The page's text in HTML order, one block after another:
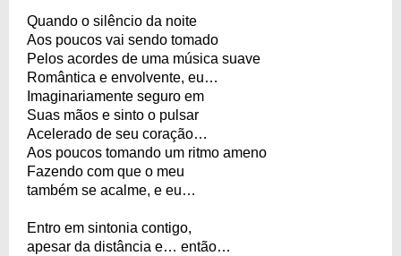
Quando o silêncio da noite
Aos poucos vai sendo tomado
Pelos acordes de uma música suave
Romântica e envolvente, eu…
Imaginariamente seguro em
Suas mãos e sinto o pulsar
Acelerado de seu coração…
Aos poucos tomando um ritmo ameno
Fazendo com que o meu
também se acalme, e eu…
Entro em sintonia contigo,
apesar da distância e… então…